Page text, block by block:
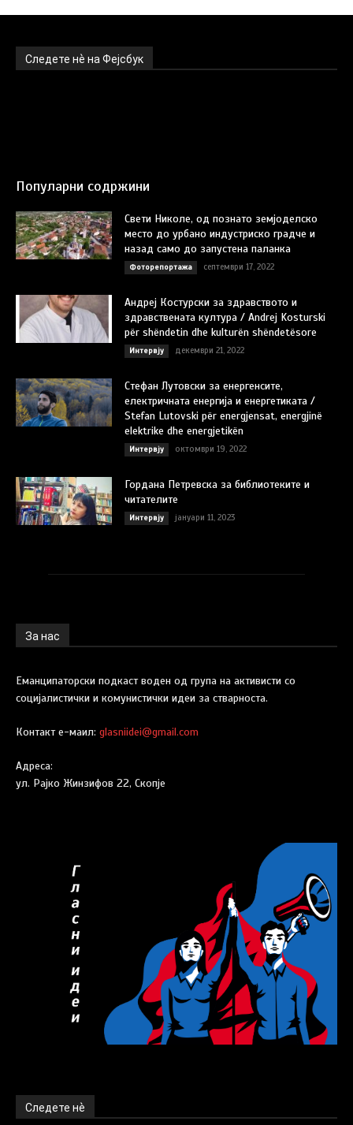
Следете нѐ на Фејсбук
Популарни содржини
Свети Николе, од познато земјоделско
место до урбано индустриско градче и
назад само до запустена паланка
Фоторепортажа септември 17, 2022
Андреј Костурски за здравството и
здравствената култура / Andrej Kosturski
për shëndetin dhe kulturën shëndetësore
Интервју декември 21, 2022
Стефан Лутовски за енергенсите,
електричната енергија и енергетиката /
Stefan Lutovski për energjensat, energjinë
elektrike dhe energjetikën
Интервју октомври 19, 2022
Гордана Петревска за библиотеките и
читателите
Интервју јануари 11, 2023
За нас
Еманципаторски подкаст воден од група на активисти со
социјалистички и комунистички идеи за стварноста.
Контакт е-маил: glasniidei@gmail.com
Адреса:
ул. Рајко Жинзифов 22, Скопје
Следете нѐ